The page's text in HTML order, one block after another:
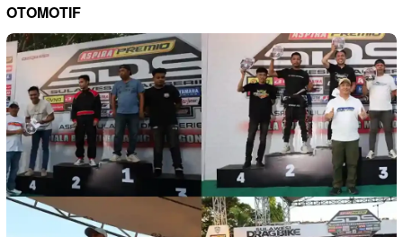
OTOMOTIF